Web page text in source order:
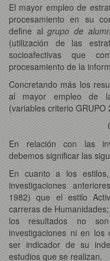
El mayor empleo de
procesamiento en su
define algrupo de
(utilización de las
socioafectivas que
procesamiento de la
Concretando más los
al mayor empleo de la
(variables criterio GRUPO
En relación con las
debemos significar las
En cuanto a los
investigaciones
1982) que el estilo
carreras de
los resultados no
investigaciones ni en
ser indicador de su
estudios que se realizan.